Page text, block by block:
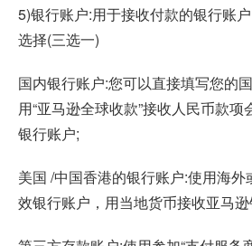
5)银行账户:用于接收付款的银行账
选择(三选一)
国内银行账户:您可以直接填写您的
用“亚马逊全球收款”接收人民币款
银行账户;
美国 /中国香港的银行账户:使用海
效银行账户，用当地货币接收亚马